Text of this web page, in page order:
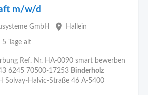
m/w/d
GmbH place Hallein
5 Tage alt
Ref. Nr. HA-0090 smart bewerben
6245 70500-17253 Binderholz
Solvay-Halvic-Straße 46 A-5400